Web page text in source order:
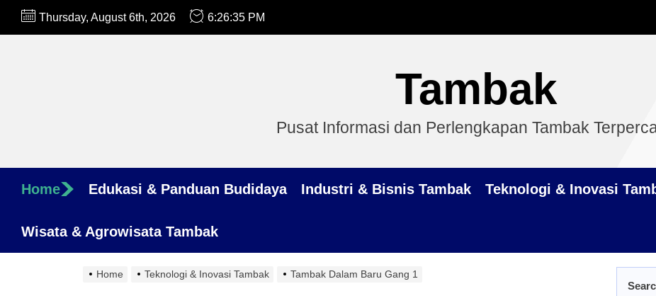
Skip
Thursday, August 6th, 2026 6:26:36 PM
Tambak
Pusat Informasi dan Perlengkapan Tambak
Home Edukasi & Panduan Budidaya Industri & Bisnis Tambak Teknologi & Inovasi
Wisata & Agrowisata Tambak
Home Teknologi & Inovasi Tambak Tambak Dalam Baru Gang 1